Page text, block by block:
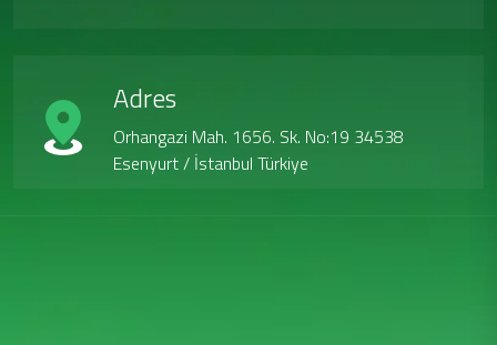
Adres
Orhangazi Mah. 1656. Sk. No:19 34538
Esenyurt / İstanbul Türkiye